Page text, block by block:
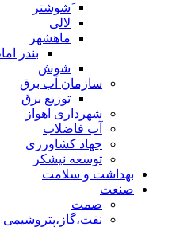
َشوشتر
لالی
ماهشهر
بندر امام
شوش
سازمان آب برق
توزیع برق
شهرداری اهواز
آب فاضلاب
جهاد کشاورزی
توسعه نیشکر
بهداشت و سلامت
صنعت
صمت
نفت،گاز،پتروشیمی